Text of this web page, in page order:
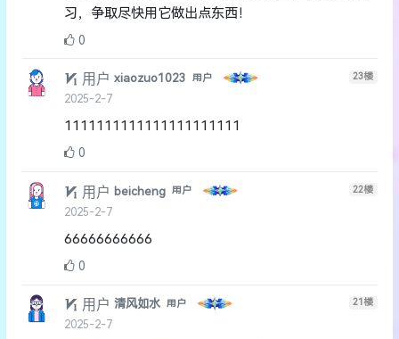
习，争取尽快用它做出点东西！
0
用户xiaozuo1023 用户
2025-2-7
23楼
1111111111111111111111
0
用户 beicheng 用户
2025-2-7
22楼
66666666666
0
用户清风如水 用户
2025-2-7
21楼